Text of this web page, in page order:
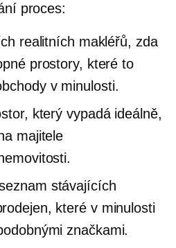
proces:
realitních makléřů, zda
prostory, které to
v minulosti.
který vypadá ideálně,
majitele
stávajících
které v minulosti
značkami.